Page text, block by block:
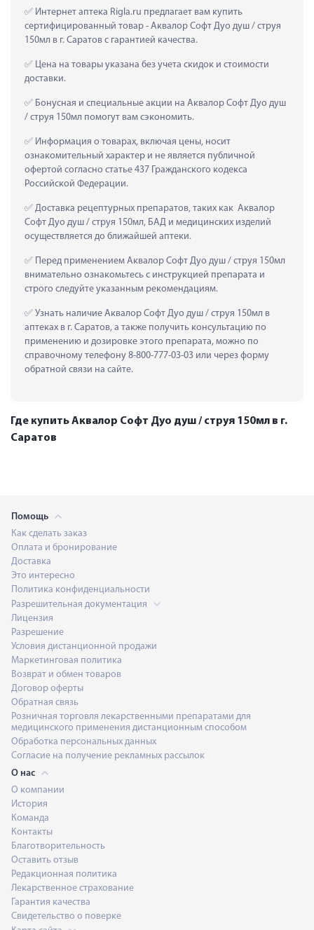
Интернет аптека Rigla.ru предлагает вам купить
сертифицированный товар - Аквалор Софт Дуо душ / струя
150мл в г. Саратов с гарантией качества.
Цена на товары указана без учета скидок и стоимости
доставки.
Бонусная и специальные акции на Аквалор Софт Дуо душ
/ струя 150мл помогут вам сэкономить.
Информация о товарах, включая цены, носит
ознакомительный характер и не является публичной
офертой согласно статье 437 Гражданского кодекса
Российской Федерации.
Доставка рецептурных препаратов, таких как  Аквалор
Софт Дуо душ / струя 150мл, БАД и медицинских изделий
осуществляется до ближайшей аптеки.
Перед применением Аквалор Софт Дуо душ / струя 150мл
внимательно ознакомьтесь с инструкцией препарата и
строго следуйте указанным рекомендациям.
Узнать наличие Аквалор Софт Дуо душ / струя 150мл в
аптеках в г. Саратов, а также получить консультацию по
применению и дозировке этого препарата, можно по
справочному телефону 8-800-777-03-03 или через форму
обратной связи на сайте.
Где купить Аквалор Софт Дуо душ / струя 150мл в г.
Саратов
Помощь
Как сделать заказ
Оплата и бронирование
Доставка
Это интересно
Политика конфиденциальности
Разрешительная документация
Лицензия
Разрешение
Условия дистанционной продажи
Маркетинговая политика
Возврат и обмен товаров
Договор оферты
Обратная связь
Розничная торговля лекарственными препаратами для
медицинского применения дистанционным способом
Обработка персональных данных
Согласие на получение рекламных рассылок
О нас
О компании
История
Команда
Контакты
Благотворительность
Оставить отзыв
Редакционная политика
Лекарственное страхование
Гарантия качества
Свидетельство о поверке